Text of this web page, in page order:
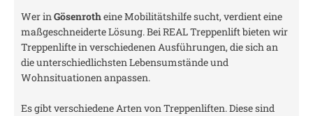
Wer inGösenrotheine Mobilitätshilfe sucht, verdient eine
maßgeschneiderte Lösung. Bei REAL Treppenlift bieten wir
Treppenlifte in verschiedenen Ausführungen, die sich an
die unterschiedlichsten Lebensumstände und
Wohnsituationen anpassen.
Es gibt verschiedene Arten von Treppenliften. Diese sind